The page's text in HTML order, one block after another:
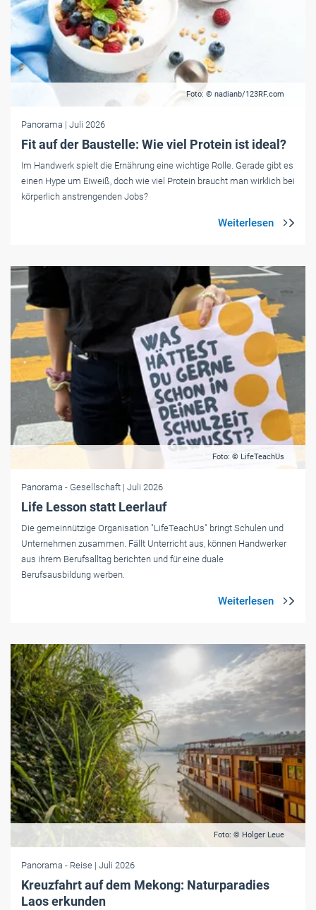
Foto: © nadianb/123RF.com
Panorama | Juli 2026
Fit auf der Baustelle: Wie viel Protein ist ideal?
Im Handwerk spielt die Ernährung eine wichtige Rolle. Gerade gibt es
einen Hype um Eiweiß, doch wie viel Protein braucht man wirklich bei
körperlich anstrengenden Jobs?
Foto: © LifeTeachUs
Panorama - Gesellschaft | Juli 2026
Life Lesson statt Leerlauf
Die gemeinnützige Organisation "LifeTeachUs" bringt Schulen und
Unternehmen zusammen. Fällt Unterricht aus, können Handwerker
aus ihrem Berufsalltag berichten und für eine duale
Berufsausbildung werben.
Foto: © Holger Leue
Panorama - Reise | Juli 2026
Kreuzfahrt auf dem Mekong: Naturparadies
Laos erkunden